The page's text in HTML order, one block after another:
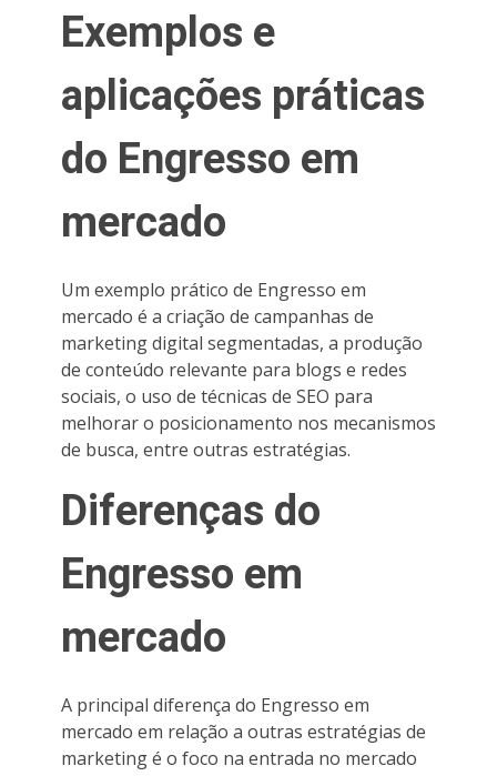
Exemplos e
aplicações práticas
do Engresso em
mercado
Um exemplo prático de Engresso em
mercado é a criação de campanhas de
marketing digital segmentadas, a produção
de conteúdo relevante para blogs e redes
sociais, o uso de técnicas de SEO para
melhorar o posicionamento nos mecanismos
de busca, entre outras estratégias.
Diferenças do
Engresso em
mercado
A principal diferença do Engresso em
mercado em relação a outras estratégias de
marketing é o foco na entrada no mercado